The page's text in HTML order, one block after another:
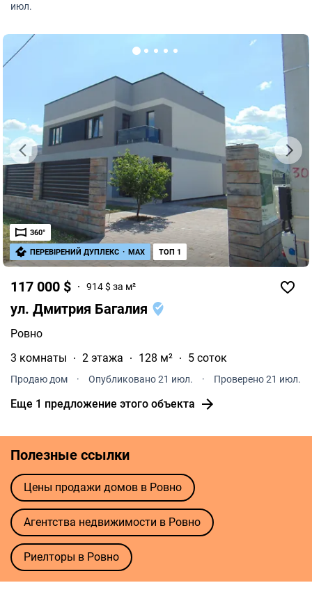
июл.
117 000 $ 914 $ за м²
ул. Дмитрия Багалия
Ровно
3 комнаты
2 этажа 128 м² 5 соток
Продаю дом · Опубликовано 21 июл. · Проверено 21 июл.
Еще 1 предложение этого объекта
360°
ПЕРЕВІРЕНИЙ ДУПЛЕКС · MAX ТОП 1
Полезные ссылки
Цены продажи домов в Ровно
Агентства недвижимости в Ровно
Риелторы в Ровно